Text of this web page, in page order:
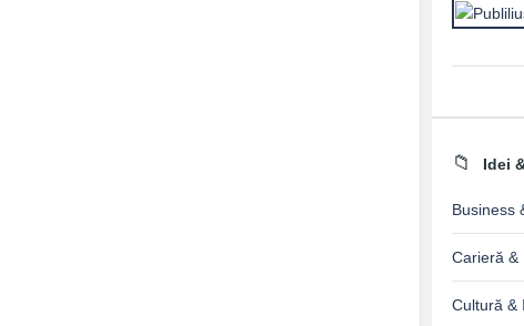
Idei
Business
Carieră &
Cultură &